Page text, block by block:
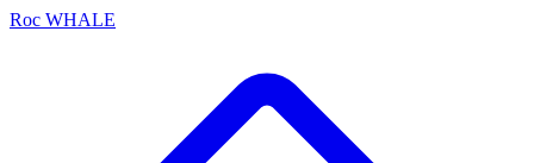
Roc WHALE